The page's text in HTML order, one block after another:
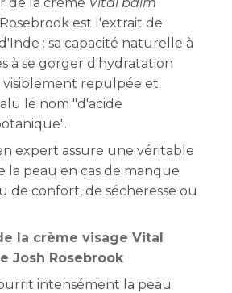
est l'extrait de
: sa capacité naturelle à
à se gorger d'hydratation
repulpée et
le nom "d'acide
expert assure une véritable
la peau en cas de manque
de confort, de sécheresse ou
la crème visage Vital
Josh Rosebrook
intensément la peau